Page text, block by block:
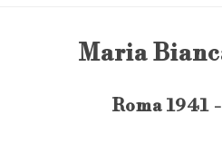
Maria
Roma 1941